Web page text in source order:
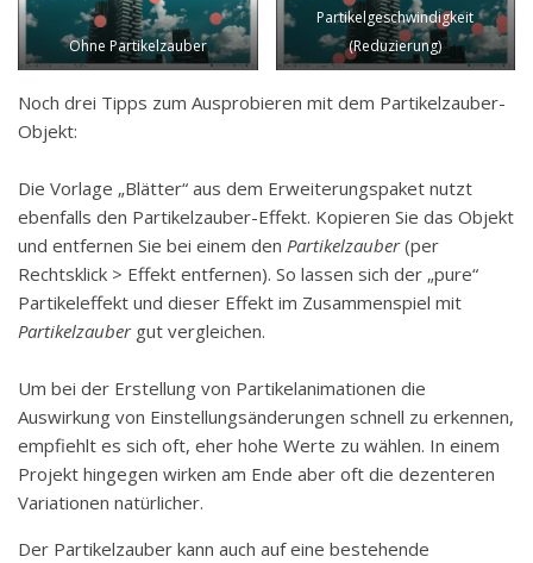
Ohne Partikelzauber
Partikelgeschwindigkeit
(Reduzierung)
Noch drei Tipps zum Ausprobieren mit dem Partikelzauber-
Objekt:
Die Vorlage „Blätter“ aus dem Erweiterungspaket nutzt
ebenfalls den Partikelzauber-Effekt. Kopieren Sie das Objekt
und entfernen Sie bei einem den Partikelzauber(per
Rechtsklick > Effekt entfernen). So lassen sich der „pure“
Partikeleffekt und dieser Effekt im Zusammenspiel mit
Partikelzaubergut vergleichen.
Um bei der Erstellung von Partikelanimationen die
Auswirkung von Einstellungsänderungen schnell zu erkennen,
empfiehlt es sich oft, eher hohe Werte zu wählen. In einem
Projekt hingegen wirken am Ende aber oft die dezenteren
Variationen natürlicher.
Der Partikelzauber kann auch auf eine bestehende